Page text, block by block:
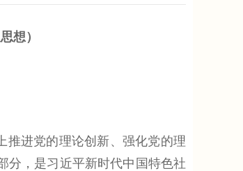
想）
进党的理论创新、强化党的理
分，是习近平新时代中国特色社